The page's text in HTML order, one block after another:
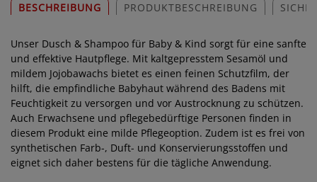
BESCHREIBUNG PRODUKTBESCHREIBUNG
Unser Dusch & Shampoo für Baby & Kind sorgt für eine sanfte
und effektive Hautpflege. Mit kaltgepresstem Sesamöl und
mildem Jojobawachs bietet es einen feinen Schutzfilm, der
hilft, die empfindliche Babyhaut während des Badens mit
Feuchtigkeit zu versorgen und vor Austrocknung zu schützen.
Auch Erwachsene und pflegebedürftige Personen finden in
diesem Produkt eine milde Pflegeoption. Zudem ist es frei von
synthetischen Farb-, Duft- und Konservierungsstoffen und
eignet sich daher bestens für die tägliche Anwendung.